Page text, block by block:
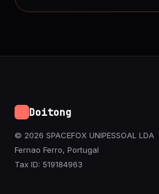
Doitong
© 2026 SPACEFOX UNIPESSOAL LDA
Fernao Ferro, Portugal
Tax ID: 519184963